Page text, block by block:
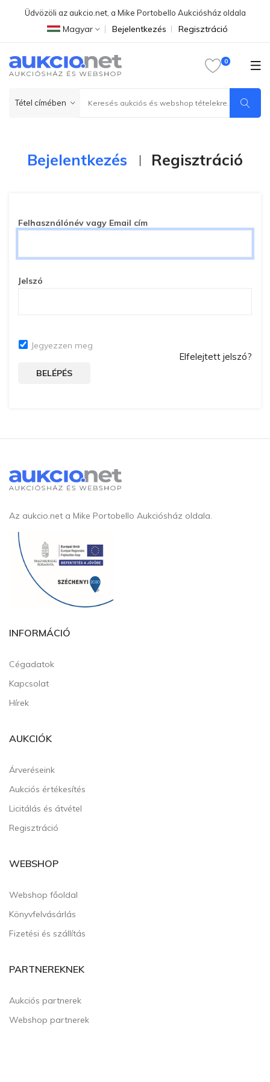
Üdvözöli az aukcio.net, a Mike Portobello Aukciósház oldala
Magyar Bejelentkezés Regisztráció
Bejelentkezés Regisztráció
Felhasználónév vagy Email cím
Jelszó
Jegyezzen meg
Elfelejtett jelszó?
BELÉPÉS
Az aukcio.net a Mike Portobello Aukciósház oldala.
INFORMÁCIÓ
Cégadatok
Kapcsolat
Hírek
AUKCIÓK
Árveréseink
Aukciós értékesítés
Licitálás és átvétel
Regisztráció
WEBSHOP
Webshop főoldal
Könyvfelvásárlás
Fizetési és szállítás
PARTNEREKNEK
Aukciós partnerek
Webshop partnerek